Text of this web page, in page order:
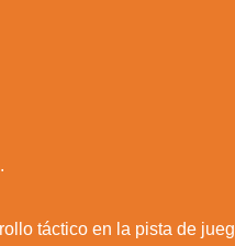
táctico en la pista de